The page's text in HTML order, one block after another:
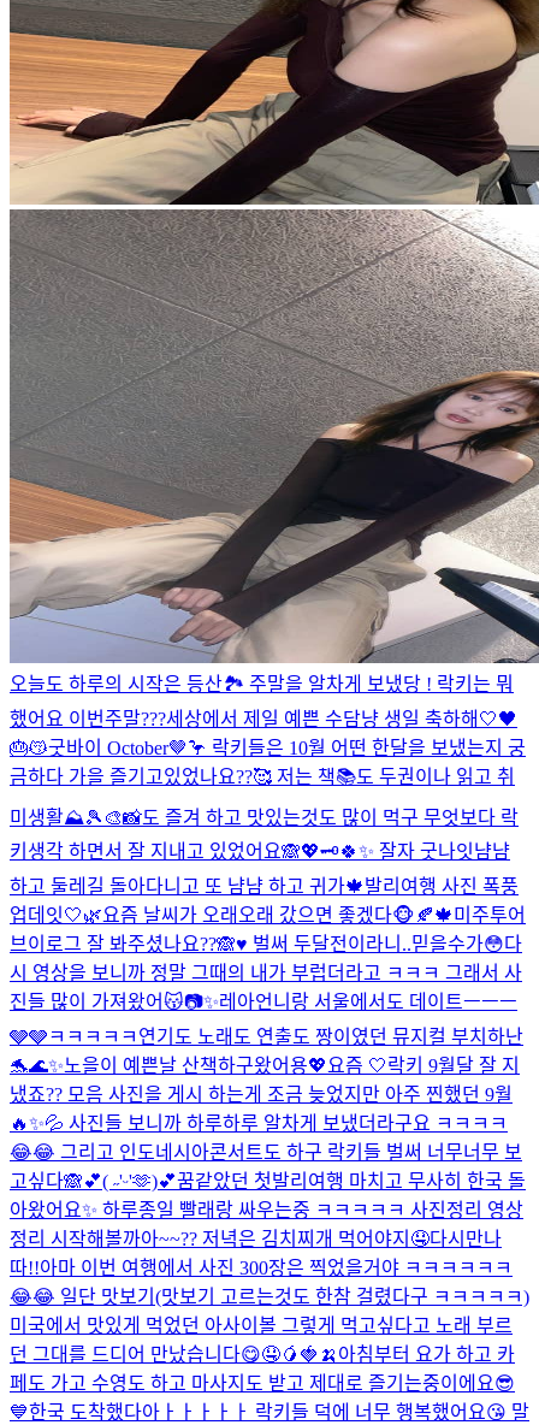
오늘도 하루의 시작은 등산🏞️ 주말을 알차게 보냈당 ! 락키는 뭐
했어요 이번주말???세상에서 제일 예쁜 수담냥 생일 축하해🤍🖤
🎂😽굿바이 October🤎🦩 락키들은 10월 어떤 한달을 보냈는지 궁
금하다 가을 즐기고있었나요??🥰 저는 책📚도 두권이나 읽고 취
미생활⛰️🎾🎨📸도 즐겨 하고 맛있는것도 많이 먹구 무엇보다 락
키생각 하면서 잘 지내고 있었어요🙈💖🗝️🍀✨ 잘자 굿나잇냠냠
하고 둘레길 돌아다니고 또 냠냠 하고 귀가🍁발리여행 사진 폭풍
업데잇🤍🌿요즘 날씨가 오래오래 갔으면 좋겠다🐵🍂🍁미주투어
브이로그 잘 봐주셨나요??🙈♥️ 벌써 두달전이라니..믿을수가😳다
시 영상을 보니까 정말 그때의 내가 부럽더라고 ㅋㅋㅋ 그래서 사
진들 많이 가져왔어😽📷✨레아언니랑 서울에서도 데이트ㅡㅡㅡ
🩶🩶ㅋㅋㅋㅋㅋ 연기도 노래도 연출도 짱이였던 뮤지컬 부치하난
🐬🌊✨노을이 예쁜날 산책하구왔어용💖 요즘 🤍락키 9월달 잘 지
냈죠?? 모음 사진을 게시 하는게 조금 늦었지만 아주 찐했던 9월
🔥✨💦 사진들 보니까 하루하루 알차게 보냈더라구요 ㅋㅋㅋㅋ
😂😂 그리고 인도네시아콘서트도 하구 락키들 벌써 너무너무 보
고싶다🙈💕( ˶'ᵕ'🫶)💕꿈같았던 첫발리여행 마치고 무사히 한국 돌
아왔어요✨ 하루종일 빨래랑 싸우는중 ㅋㅋㅋㅋㅋ 사진정리 영상
정리 시작해볼까아~~?? 저녁은 김치찌개 먹어야지🤤다시만나
따!!아마 이번 여행에서 사진 300장은 찍었을거야 ㅋㅋㅋㅋㅋㅋ
😂😂 일단 맛보기(맛보기 고르는것도 한참 걸렸다구 ㅋㅋㅋㅋㅋ)
미국에서 맛있게 먹었던 아사이볼 그렇게 먹고싶다고 노래 부르
던 그대를 드디어 만났습니다😋🤤🥭🍓🍌 아침부터 요가 하고 카
페도 가고 수영도 하고 마사지도 받고 제대로 즐기는중이에요😎
💙한국 도착했다아ㅏㅏㅏㅏㅏ 락키들 덕에 너무 행복했어요😘 말